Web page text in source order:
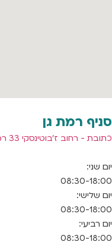
סניף רמת גן
כתובת - רחוב ז'בוטינסקי 33 רמת גן – קומה 12 - מגדלי התאומים #1
יום שני:
08:30-18:00
יום שלישי:
08:30-18:00
יום רביעי:
08:30-18:00